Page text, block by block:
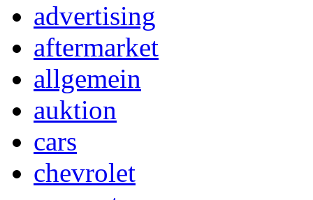
advertising
aftermarket
allgemein
auktion
cars
chevrolet